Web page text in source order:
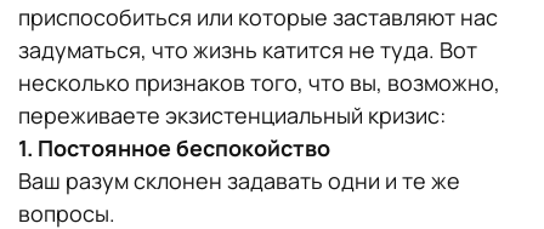
приспособиться или которые заставляют нас
задуматься, что жизнь катится не туда. Вот
несколько признаков того, что вы, возможно,
переживаете экзистенциальный кризис:
1. Постоянное беспокойство
Ваш разум склонен задавать одни и те же
вопросы.